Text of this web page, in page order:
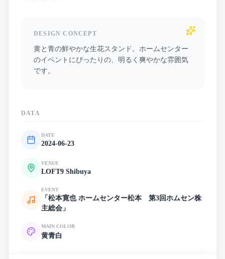
DESIGN CONCEPT
黄と青の鮮やかな生花スタンド。ホームセンター
のイベントにぴったりの、明るく爽やかな雰囲気
です。
DATA
DATE
2024-06-23
VENUE
LOFT9 Shibuya
EVENT
「松本寛也 ホームセンター松本 第3回ホムセン株
主総会」
MAIN COLOR
黄青白